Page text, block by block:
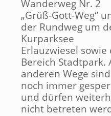
Wanderweg Nr. 2
„Grüß-Gott-Weg“
der Rundweg um
Kurparksee
Erlauzwiesel sowie
Bereich Stadtpark.
anderen Wege sind
noch immer
und dürfen
nicht betreten